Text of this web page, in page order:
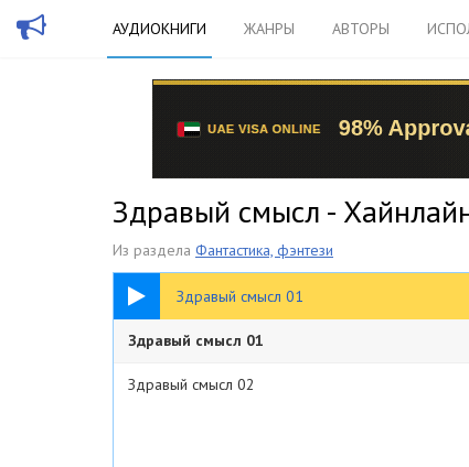
АУДИОКНИГИ ЖАНРЫ АВТОРЫ
Здравый смысл -
Из раздела Фантастика, фэнтези
Здравый смысл 01
1:16:20
Здравый смысл 01
Здравый смысл 02